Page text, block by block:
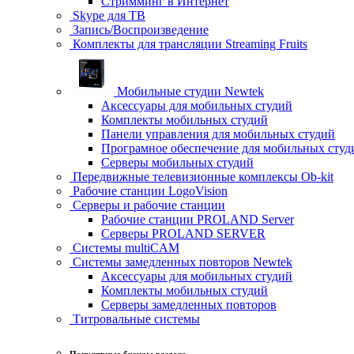
Skype для ТВ
Запись/Воспроизведение
Комплекты для трансляции Streaming Fruits
Мобильные студии Newtek
Аксессуары для мобильных студий
Комплекты мобильных студий
Панели управления для мобильных студий
Програмное обеспечение для мобильных
Серверы мобильных студий
Передвижные телевизионные комплексы Ob-kit
Рабочие станции LogoVision
Серверы и рабочие станции
Рабочие станции PROLAND Server
Серверы PROLAND SERVER
Системы multiCAM
Системы замедленных повторов Newtek
Аксессуары для мобильных студий
Комплекты мобильных студий
Серверы замедленных повторов
Титровальные системы